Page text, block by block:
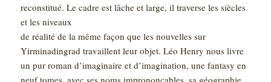
reconstitué. Le cadre est lâche et large, il traverse les siècles
et les niveaux
de réalité de la même façon que les nouvelles sur
Yirminadingrad travaillent leur objet. Léo Henry nous livre
un pur roman d’imaginaire et d’imagination, une fantasy en
neuf tomes, avec ses noms imprononçables, sa géographie